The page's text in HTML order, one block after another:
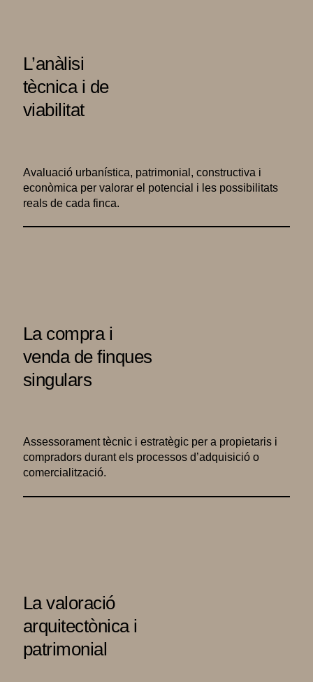
L’anàlisi
tècnica i de
viabilitat
Avaluació urbanística, patrimonial, constructiva i
econòmica per valorar el potencial i les possibilitats
reals de cada finca.
La compra i
venda de finques
singulars
Assessorament tècnic i estratègic per a propietaris i
compradors durant els processos d’adquisició o
comercialització.
La valoració
arquitectònica i
patrimonial